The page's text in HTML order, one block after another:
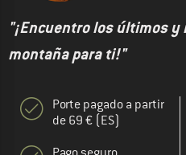
"¡Encuentro los últimos
montaña para ti!"
Porte pagado a partir
de 69 € (ES)